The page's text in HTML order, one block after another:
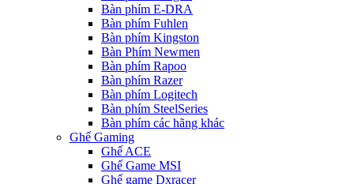
Bàn phím E-DRA
Bàn phím Fuhlen
Bàn phím Kingston
Bàn Phím Newmen
Bàn phím Rapoo
Bàn phím Razer
Bàn phím Logitech
Bàn phím SteelSeries
Bàn phím các hãng khác
Ghế Gaming
Ghế ACE
Ghế Game MSI
Ghế game Dxracer